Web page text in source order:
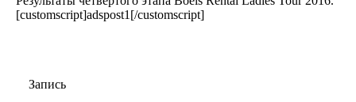
[customscript]adspost1[/customscript]
Запись